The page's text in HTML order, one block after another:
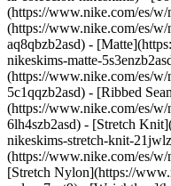
(https://www.nike.com/es/
(https://www.nike.com/es/
aq8qbzb2asd) -
nikeskims-matte-
(https://www.nike.com/es/
5c1qqzb2asd) - [Ribbed
(https://www.nike.com/es/w/
6lh4szb2asd) - [Stretch
nikeskims-stretch-knit-
(https://www.nike.com/es/
[Stretch Nylon](https://